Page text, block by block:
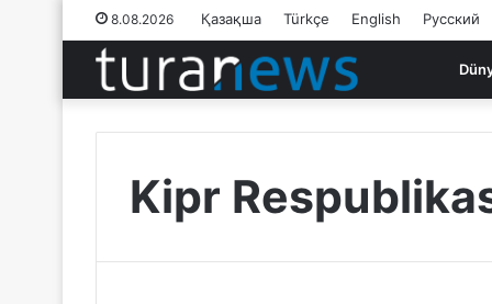
8.08.2026 Қазақша Türkçe English Русский
Kipr